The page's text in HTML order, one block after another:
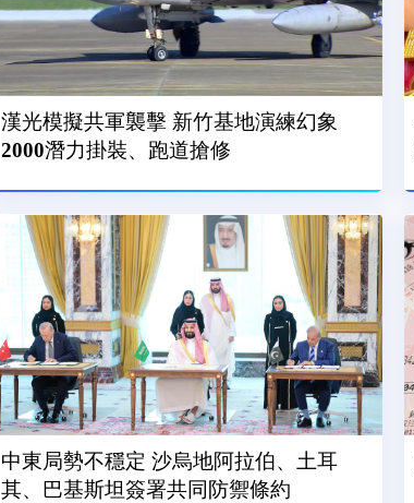
漢光模擬共軍襲擊 新竹基地演練幻象
2000潛力掛裝、跑道搶修
中東局勢不穩定 沙烏地阿拉伯、土耳
其、巴基斯坦簽署共同防禦條約